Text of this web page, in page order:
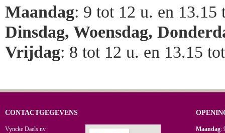
Maandag: 9 tot 12 u. en 13.15
Dinsdag, Woensdag,
Vrijdag: 8 tot 12 u. en 13.15
CONTACTGEGEVENS
Vyncke Daels nv
Maandag: